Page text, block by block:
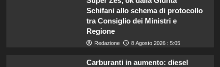
Schifani allo schema di protocollo
tra Consiglio dei Ministri e
Regione
Redazione 8 Agosto 2026 : 5:05
Carburanti in aumento: diesel